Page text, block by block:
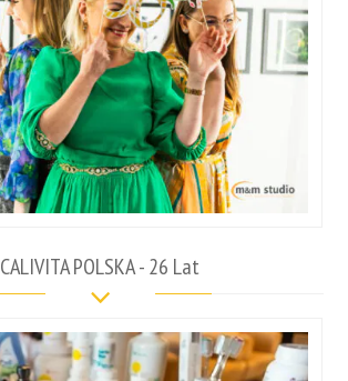
CALIVITA POLSKA - 26 Lat